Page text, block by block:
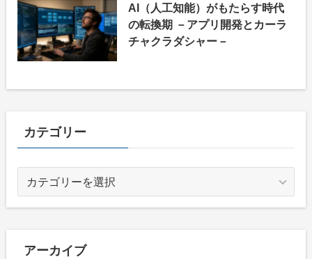
AI（人工知能）がもたらす時代
の転換期 －アプリ開発とカーラ
チャクラダシャー－
カテゴリー
ゴ
ーアーカイブ